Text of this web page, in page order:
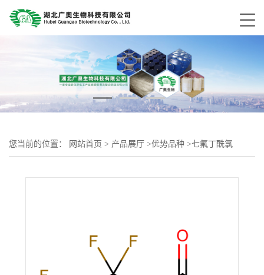
您当前的位置： 网站首页 > 产品展厅 >优势品种 >七氟丁酰氯